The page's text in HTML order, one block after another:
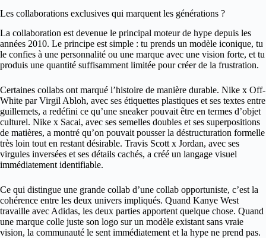
Les collaborations exclusives qui marquent les générations ?
La collaboration est devenue le principal moteur de hype depuis les
années 2010. Le principe est simple : tu prends un modèle iconique, tu
le confies à une personnalité ou une marque avec une vision forte, et tu
produis une quantité suffisamment limitée pour créer de la frustration.
Certaines collabs ont marqué l’histoire de manière durable. Nike x Off-
White par Virgil Abloh, avec ses étiquettes plastiques et ses textes entre
guillemets, a redéfini ce qu’une sneaker pouvait être en termes d’objet
culturel. Nike x Sacai, avec ses semelles doubles et ses superpositions
de matières, a montré qu’on pouvait pousser la déstructuration formelle
très loin tout en restant désirable. Travis Scott x Jordan, avec ses
virgules inversées et ses détails cachés, a créé un langage visuel
immédiatement identifiable.
Ce qui distingue une grande collab d’une collab opportuniste, c’est la
cohérence entre les deux univers impliqués. Quand Kanye West
travaille avec Adidas, les deux parties apportent quelque chose. Quand
une marque colle juste son logo sur un modèle existant sans vraie
vision, la communauté le sent immédiatement et la hype ne prend pas.